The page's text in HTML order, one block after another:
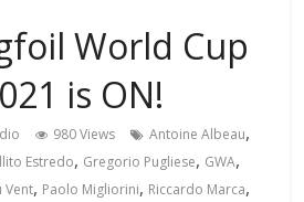
World Cup
is ON!
980 Views Antoine Albeau,
Estredo, Gregorio Pugliese, GWA,
Vent, Paolo Migliorini, Riccardo Marca,